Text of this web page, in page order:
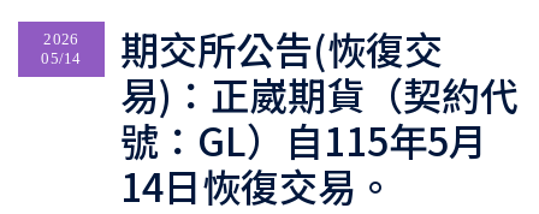
2026
05/14
期交所公告(恢復交
易)：正崴期貨（契約代
號：GL）自115年5月
14日恢復交易。